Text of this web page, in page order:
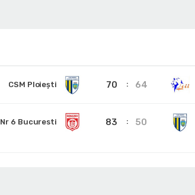
CSM Ploiești 70 64
Nr 6 Bucuresti 83 50